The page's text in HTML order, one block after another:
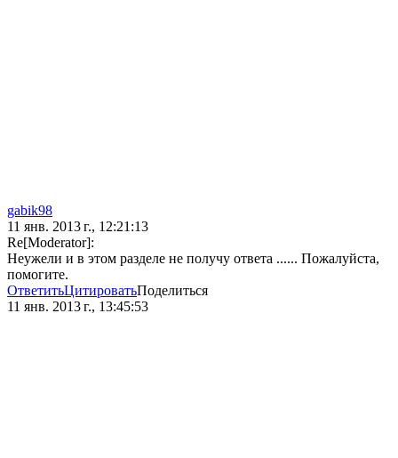
gabik98
11 янв. 2013 г., 12:21:13
Re[Moderator]:
Неужели и в этом разделе не получу ответа ...... Пожалуйста,
помогите.
ОтветитьЦитироватьПоделиться
11 янв. 2013 г., 13:45:53